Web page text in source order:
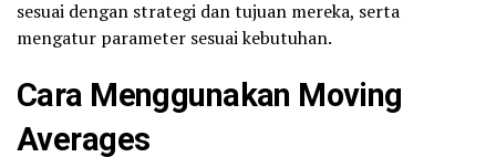
sesuai dengan strategi dan tujuan mereka, serta
mengatur parameter sesuai kebutuhan.
Cara Menggunakan Moving
Averages